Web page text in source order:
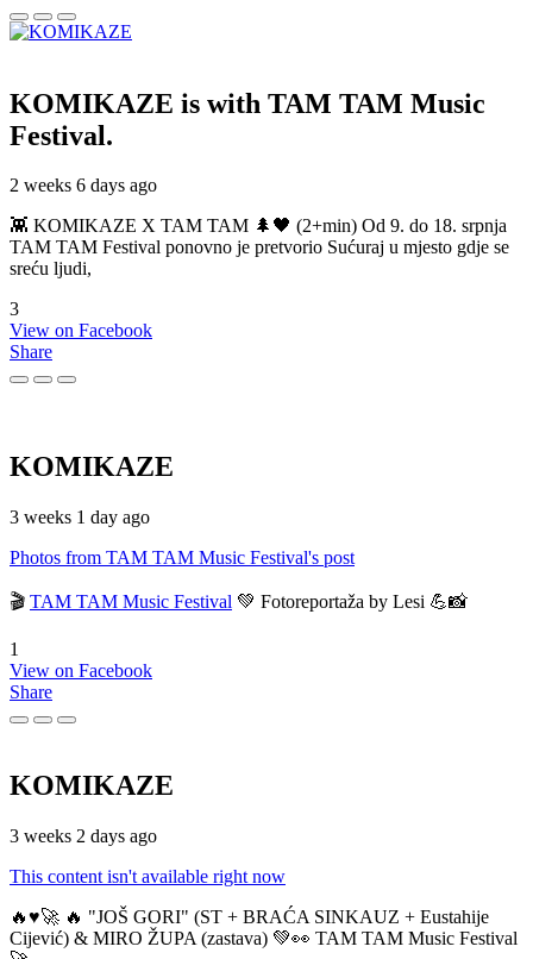
KOMIKAZE is with TAM TAM Music
Festival.
2 weeks 6 days ago
👾 KOMIKAZE X TAM TAM 🌲🖤 (2+min) Od 9. do 18. srpnja
TAM TAM Festival ponovno je pretvorio Sućuraj u mjesto gdje se
sreću ljudi,
3
View on Facebook
Share
KOMIKAZE
3 weeks 1 day ago
Photos from TAM TAM Music Festival's post
🎬 TAM TAM Music Festival 💚 Fotoreportaža by Lesi 💪📸
1
View on Facebook
Share
KOMIKAZE
3 weeks 2 days ago
This content isn't available right now
🔥♥️🚀 🔥 "JOŠ GORI" (ST + BRAĆA SINKAUZ + Eustahije
Cijević) & MIRO ŽUPA (zastava) 💚👀 TAM TAM Music Festival